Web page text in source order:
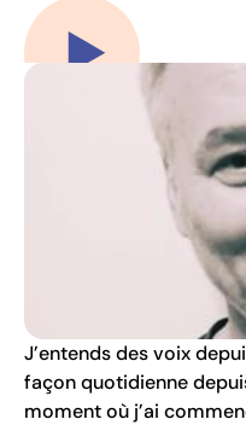
Jouer la vidéo
J’entends des voix
façon quotidienne
moment où j’ai